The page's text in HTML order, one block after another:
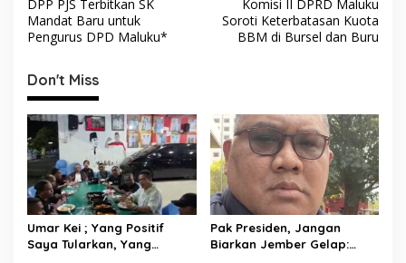
a
v
i
g
a
s
i
p
o
s
DPP PJS Terbitkan SK
Mandat Baru untuk
Pengurus DPD Maluku*
Komisi II DPRD Maluku
Soroti Keterbatasan Kuota
BBM di Bursel dan Buru
Don't Miss
Umar Kei ; Yang Positif
Saya Tularkan, Yang
Pak Presiden, Jangan
Biarkan Jember Gelap: